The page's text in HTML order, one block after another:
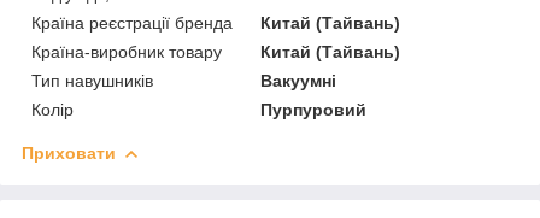
Країна реєстрації бренда
Китай (Тайвань)
Країна-виробник товару
Китай (Тайвань)
Тип навушників
Вакуумні
Колір
Пурпуровий
Приховати